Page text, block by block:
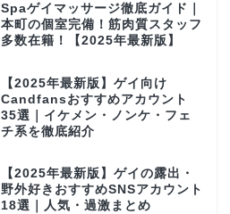
Spaゲイマッサージ徹底ガイド｜
本町の個室完備！筋肉質スタッフ
多数在籍！【2025年最新版】
【2025年最新版】ゲイ向け
Candfansおすすめアカウント
35選｜イケメン・ノンケ・フェ
チ系を徹底紹介
【2025年最新版】ゲイの露出・
野外好きおすすめSNSアカウント
18選｜人気・過激まとめ